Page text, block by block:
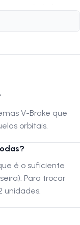
sistema orbital facilita
V-Brake que
orbitais.
é o suficiente
Para trocar
unidades.